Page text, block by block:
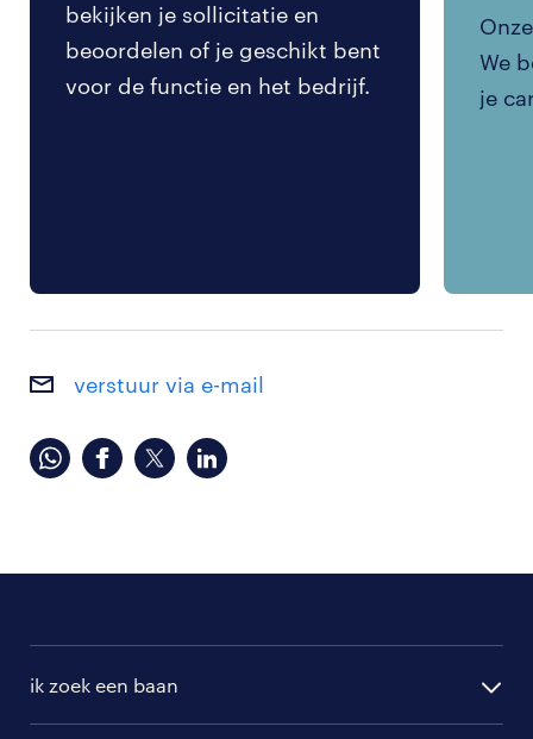
bekijken je sollicitatie en
beoordelen of je geschikt bent
voor de functie en het bedrijf.
We
je
verstuur via e-mail
ik zoek een baan